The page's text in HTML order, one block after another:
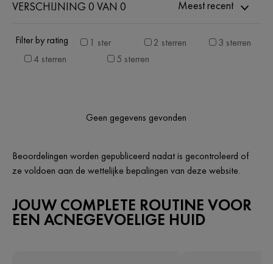
VERSCHIJNING 0 VAN 0 Meest recent
Filter by rating 1 ster 2 sterren
3 sterren
4 sterren
5 sterren
Geen gegevens gevonden
Beoordelingen worden gepubliceerd nadat is gecontroleerd of
ze voldoen aan de wettelijke bepalingen van deze website.
JOUW COMPLETE ROUTINE VOOR
EEN ACNEGEVOELIGE HUID